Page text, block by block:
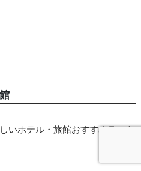
いホテル・旅館おすすめランキ